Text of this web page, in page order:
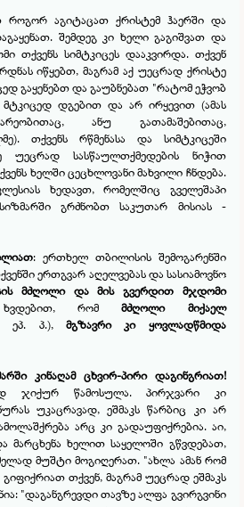
როგორ აგიტაცათ ქრისტემ ჰაერში და
შემდეგ კი ხელი გაგიშვათ და
თქვენს სიმტკიცეს დააკვირდა. თქვენ
იწყებთ, მაგრამ აქ უეცრად ქრისტე
გაყენებთ და გაუბნებათ "რატომ ეჭვობ
მტკიცედ დგებით და არ ირყევით (ამას
ანუ გათამაშებითაც,
თქვენს რწმენასა და სიმტკიცეში
უეცრად სასწაულთქმედების ნიჭით
ხელში ცეცხლოვანი მახვილი ჩნდება.
ხედავთ, რომელშიც გველეშაპი
გრძნობთ საკუთარ მისიას -
: ერთხელ თბილისის შემოგარენში
ერთგვარ აღელვებას და სასიამოვნო
მძღოლი და მის გვერდით მჯდომი
რომ
მძღოლი მიქაელ
ეპ. პ.),
მგზავრი კი ყოვლადწმიდა
კინაღამ ცხვირ-პირი დაგინგრიათ!
ჯიქურ წამოსულა. პირჯვარი კი
უკაცრავად, ეშმაკს წარბიც კი არ
არც კი გადაუფიქრებია. აი,
მარცხენა ხელით საყელოში გწვდებათ,
მუშტი მოგიღერათ. "ახლა ამან რომ
გიფიქრიათ თქვენ, მაგრამ უეცრად ეშმაკს
"დაგანგრევდი თავზე ალფა გვირგვინი